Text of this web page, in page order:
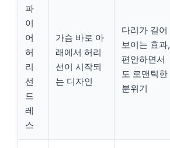
파
이
어
허
리
선
드
레
스
가슴 바로 아
래에서 허리
선이 시작되
는 디자인
다리가 길어
보이는 효과,
편안하면서
도 로맨틱한
분위기